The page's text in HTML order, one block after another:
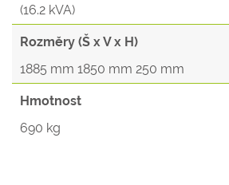
(16.2 kVA)
Rozměry (Š x V x H)
1885 mm 1850 mm 250 mm
Hmotnost
690 kg